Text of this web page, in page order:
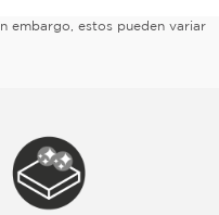
embargo, estos pueden variar